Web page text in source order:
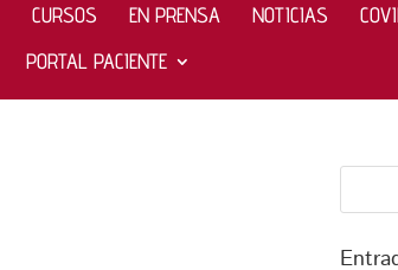
CURSOS EN PRENSA NOTICIAS
PORTAL PACIENTE